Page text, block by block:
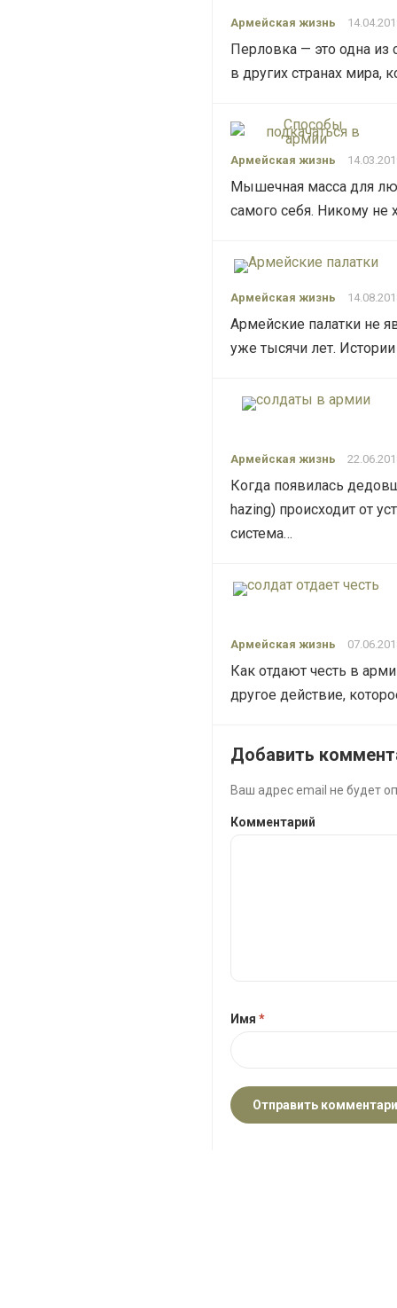
Армейская жизнь
Перловка — это одна из
в других странах мира,
Армейская жизнь
Мышечная масса для
самого себя. Никому не
Армейская жизнь
Армейские палатки не
уже тысячи лет.
Армейская жизнь
Когда появилась
hazing) происходит от
система…
Армейская жизнь
Как отдают честь в
другое действие,
Добавить
Ваш адрес email не будет
Комментарий
Имя *